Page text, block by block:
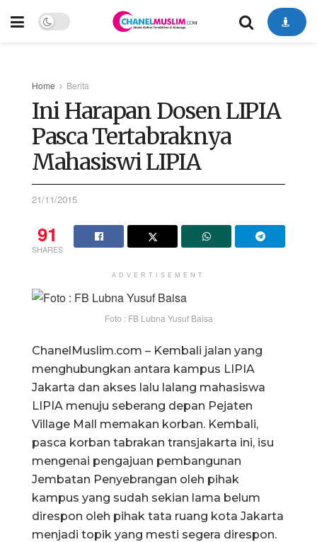
Home Berita
Ini Harapan Dosen LIPIA
Pasca Tertabraknya
Mahasiswi LIPIA
21/11/2015
91
SHARES
ADVERTISEMENT
Foto : FB Lubna Yusuf Baisa
ChanelMuslim.com – Kembali jalan yang
menghubungkan antara kampus LIPIA
Jakarta dan akses lalu lalang mahasiswa
LIPIA menuju seberang depan Pejaten
Village Mall memakan korban. Kembali,
pasca korban tabrakan transjakarta ini, isu
mengenai pengajuan pembangunan
Jembatan Penyebrangan oleh pihak
kampus yang sudah sekian lama belum
direspon oleh pihak tata ruang kota Jakarta
menjadi topik yang mesti segera direspon.